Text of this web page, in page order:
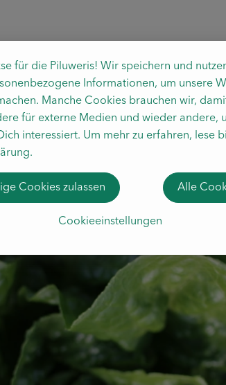
für die Piluweris! Wir speichern und
Informationen, um unsere
Manche Cookies brauchen wir,
für externe Medien und wieder andere,
interessiert. Um mehr zu erfahren, lese
Cookieeinstellungen
Cookies zulassen Alle